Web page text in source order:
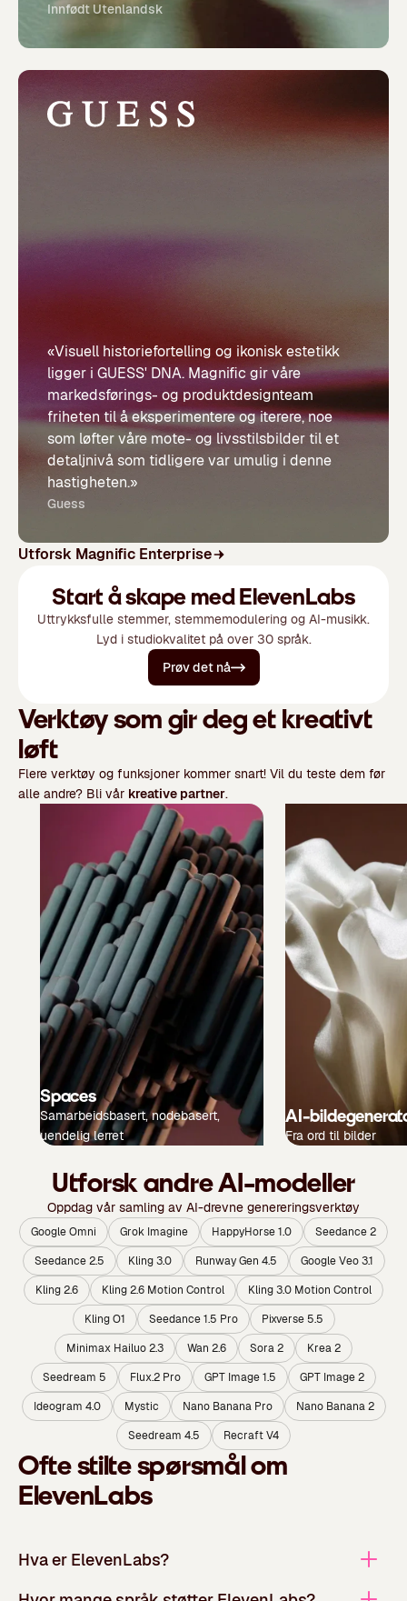
Innfødt Utenlandsk
«Visuell historiefortelling og ikonisk estetikk
ligger i GUESS' DNA. Magnific gir våre
markedsførings- og produktdesignteam
friheten til å eksperimentere og iterere, noe
som løfter våre mote- og livsstilsbilder til et
detaljnivå som tidligere var umulig i denne
hastigheten.»
Guess
Utforsk Magnific Enterprise
Start å skape med ElevenLabs
Uttrykksfulle stemmer, stemmemodulering og AI-musikk.
Lyd i studiokvalitet på over 30 språk.
Prøv det nå
Verktøy som gir deg et kreativt
løft
Flere verktøy og funksjoner kommer snart! Vil du teste dem før
alle andre? Bli vår kreative partner.
Spaces
Samarbeidsbasert, nodebasert,
uendelig lerret
AI-
Fra ord til bilder
Utforsk andre AI-modeller
Oppdag vår samling av AI-drevne genereringsverktøy
Google Omni Grok Imagine HappyHorse 1.0
Seedance 2
Seedance 2.5
Kling 3.0 Runway Gen 4.5
Google Veo 3.1
Kling 2.6
Kling 2.6 Motion Control
Kling 3.0 Motion Control
Kling O1
Seedance 1.5 Pro
Pixverse 5.5
Minimax Hailuo 2.3
Wan 2.6 Sora 2
Krea 2
Seedream 5
Flux.2 Pro GPT Image 1.5
GPT Image 2
Ideogram 4.0
Mystic Nano Banana Pro
Nano Banana 2
Seedream 4.5
Recraft V4
Ofte stilte spørsmål om
ElevenLabs
Hva er ElevenLabs?